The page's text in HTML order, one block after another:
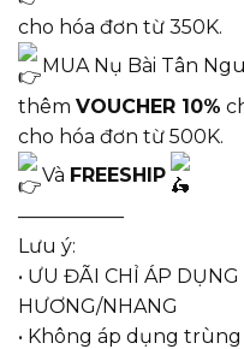
cho hóa đơn từ 350K.
MUA Nụ Bài Tân
thêm VOUCHER 10%
cho hóa đơn từ 500K.
Và FREESHIP
—————–
Lưu ý:
• ƯU ĐÃI CHỈ ÁP
HƯƠNG/NHANG
• Không áp dụng